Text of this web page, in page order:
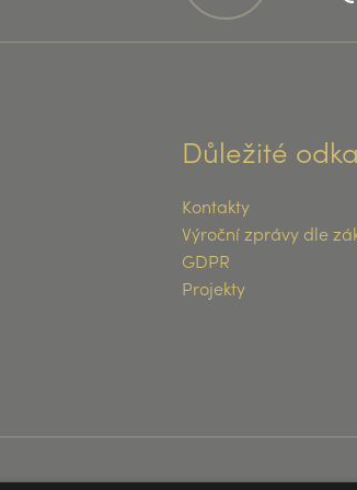
Důležité
Kontakty
Výroční zprávy dle
GDPR
Projekty